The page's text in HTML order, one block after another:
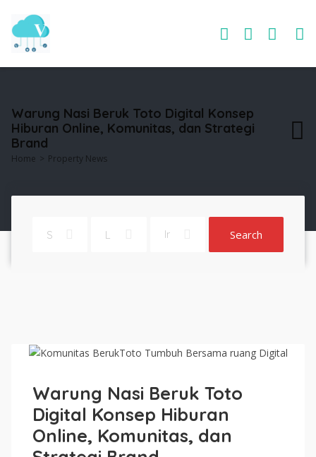
Warung Nasi Beruk Toto Digital Konsep
Hiburan Online, Komunitas, dan Strategi
Brand
Home Property News
Search
Warung Nasi Beruk Toto
Digital Konsep Hiburan
Online, Komunitas, dan